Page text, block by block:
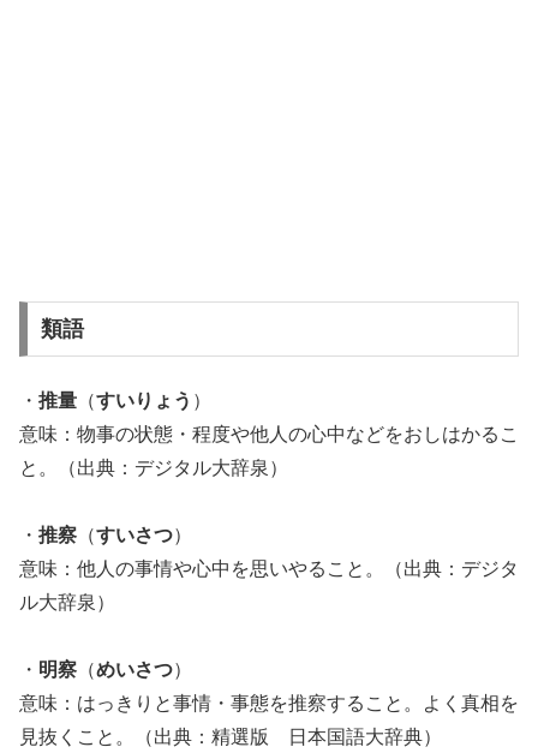
類語
・ 推量 （すいりょう ）
意味：物事の状態・程度や他人の心中などをおしはかるこ
と。（出典：デジタル大辞泉）
・ 推察 （すいさつ）
意味：他人の事情や心中を思いやること。（出典：デジタ
ル大辞泉）
・ 明察 （めいさつ）
意味：はっきりと事情・事態を推察すること。よく真相を
見抜くこと。（出典：精選版 日本国語大辞典）